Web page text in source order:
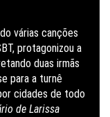
várias canções
protagonizou a
duas irmãs
para a turnê
cidades de todo
de Larissa